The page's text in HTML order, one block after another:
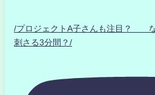
/プロジェクトA子さんも注目？ な
刺さる3分間？/